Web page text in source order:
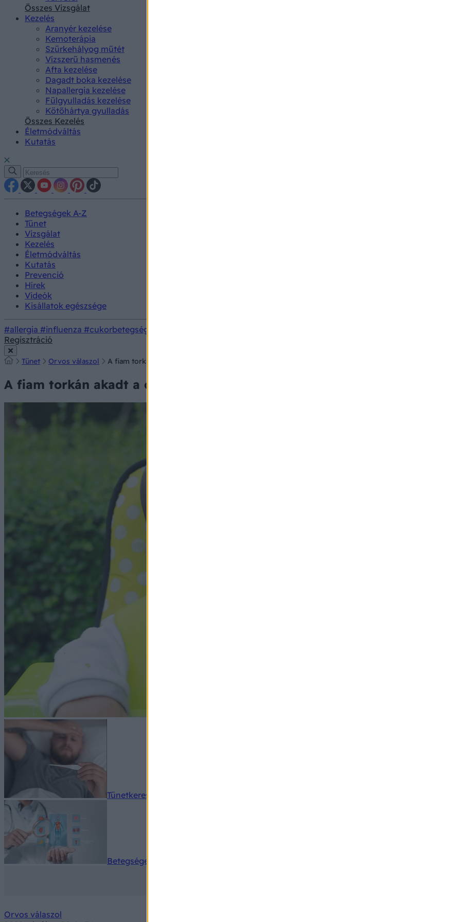
Összes Vizsgálat
Kezelés
Aranyér kezelése
Kemoterápia
Szürkehályog műtét
Vízszerű hasmenés
Afta kezelése
Dagadt boka kezelése
Napallergia kezelése
Fülgyulladás kezelése
Kötőhártya gyulladás
Összes Kezelés
Életmódváltás
Kutatás
Betegségek A-Z
Tünet
Vizsgálat
Kezelés
Életmódváltás
Kutatás
Prevenció
Hírek
Videók
Kisállatok egészsége
#allergia #influenza #cukorbetegség
Regisztráció
Tünet Orvos válaszol A fiam torkán akadt a chips - ezt tettem, de jól tettem? Vakcinainfó - Az orvos válaszol
A fiam torkán akadt a chips - ezt tettem, de jól tettem? Vakcinainfó - Az
Tünetkereső
Betegségek A-Z
Orvos válaszol